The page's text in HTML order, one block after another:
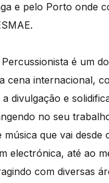
e pelo Porto onde
Percussionista é um
cena internacional,
divulgação e
no seu
música que vai desde
electrónica, até ao
com diversas